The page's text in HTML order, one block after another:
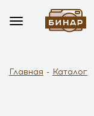
Главная Каталог